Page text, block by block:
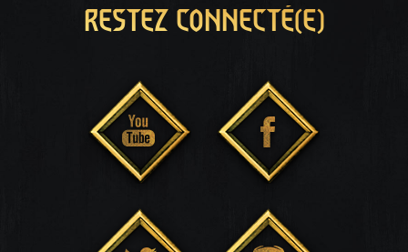
RESTEZ CONNECTÉ(E)